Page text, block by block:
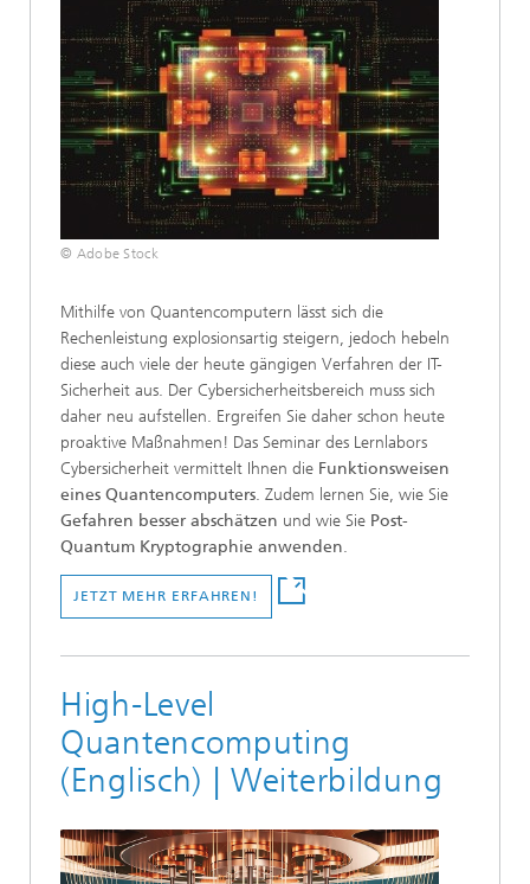
© Adobe Stock
Mithilfe von Quantencomputern lässt sich die
Rechenleistung explosionsartig steigern, jedoch hebeln
diese auch viele der heute gängigen Verfahren der IT-
Sicherheit aus. Der Cybersicherheitsbereich muss sich
daher neu aufstellen. Ergreifen Sie daher schon heute
proaktive Maßnahmen! Das Seminar des Lernlabors
Cybersicherheit vermittelt Ihnen die Funktionsweisen
eines Quantencomputers. Zudem lernen Sie, wie Sie
Gefahren besser abschätzen und wie Sie Post-
Quantum Kryptographie anwenden.
JETZT MEHR ERFAHREN!
High-Level
Quantencomputing
(Englisch) | Weiterbildung